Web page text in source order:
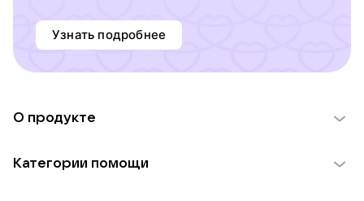
Узнать подробнее
О продукте
Категории помощи